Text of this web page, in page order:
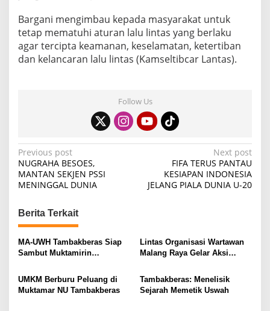
Bargani mengimbau kepada masyarakat untuk
tetap mematuhi aturan lalu lintas yang berlaku
agar tercipta keamanan, keselamatan, ketertiban
dan kelancaran lalu lintas (Kamseltibcar Lantas).
Follow Us
P
o
s
t
n
a
v
i
g
Previous post
NUGRAHA BESOES,
MANTAN SEKJEN PSSI
MENINGGAL DUNIA
Next post
FIFA TERUS PANTAU
KESIAPAN INDONESIA
JELANG PIALA DUNIA U-20
Berita Terkait
MA-UWH Tambakberas Siap
Sambut Muktamirin
Lintas Organisasi Wartawan
Malang Raya Gelar Aksi
Ireng”
UMKM Berburu Peluang di
Muktamar NU Tambakberas
Tambakberas: Menelisik
Sejarah Memetik Uswah